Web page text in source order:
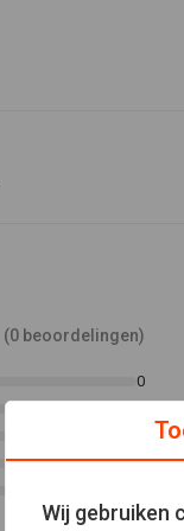
(0 beoordelingen)
0
0
Wij gebruiken